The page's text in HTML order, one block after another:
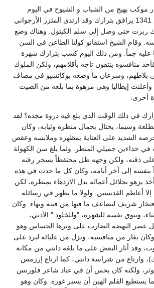
موكب بهيج من الشباب و الشيوخ في اليوم
الثامن من إبريل عام 1341 يرافق بترارك وقد ارتدى المئزر الأرجواني
ربرت حتى وصل إلى سلم الكبتول. وهناك وضع
وقام الشيخ استفانو كولنا الطاعن في السن
عليه جماً. ومن ذلك اليوم كسب بترارك شهرة
منافسوه ينتفون تاجه بأقلامهم، ولكن الملوك
في بلاطهم، وسرعان ما وضعه بوكاتشيو في مصاف
وأعلنت إيطاليا وهي مزهوة بما بلغه من الصيت
أخرى.
في ذلك الوقت الذي بلغ فيه ذروة مجده؟ لقد
وسيما، يختال بجمال منظره وثيابه، وكان
الشديد على العناية بمظهره وملابسه وعقص
حذاءين جميلي المنظر. ولما بلغ سن الكهولة
ذقنه، ولكن وجهه ظل محتفظاً بسحر رقته
بنفسه إلى آخر أيامه، وكان كل ما حدث في هذه
يزهو بجلائل أعماله بدل الازدهاء بمنظره، لكن
أعاظم القديسين. ولولا ما يظهر في رسائله
شريف لتضاعف ما فيها من فتنة وبهاء. وكان
وتتوق نفسه للشهرة، "وللخلود " الأدبي،
عصر النهضة الضارب على وترها الحساس وهو
يغار من منافسيه، ونزل من عليائه ليرد على
وقد أثار البعض على ما بلغه دانتي من مكانة
وارتاع من شراسة دانتي، كما ارتاع إرزمس
ولكنه كان يحس أن في عناد شاعر فلورنس
يستطيع القلم الهين أن يسبر غوره. وكان وهو